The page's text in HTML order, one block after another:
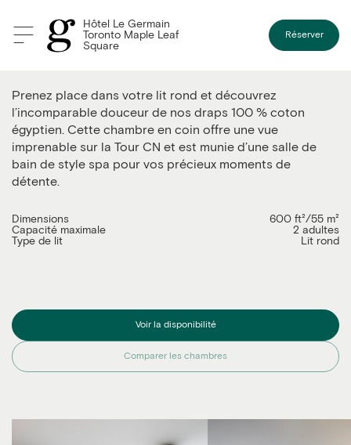
Hôtel Le Germain
Toronto Maple Leaf
Square
Réserver
La lit rond
Prenez place dans votre lit rond et découvrez
l’incomparable douceur de nos draps 100 % coton
égyptien. Cette chambre en coin offre une vue
imprenable sur la Tour CN et est munie d’une salle de
bain de style spa pour vos précieux moments de
détente.
Dimensions
600 ft²/55 m²
Capacité maximale
2 adultes
Type de lit
Lit rond
Comparer les chambres
Voir la disponibilité